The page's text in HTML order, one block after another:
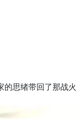
的思绪带回了那战火